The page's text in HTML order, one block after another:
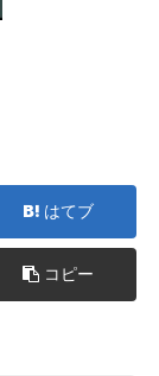
はてブ
コピー